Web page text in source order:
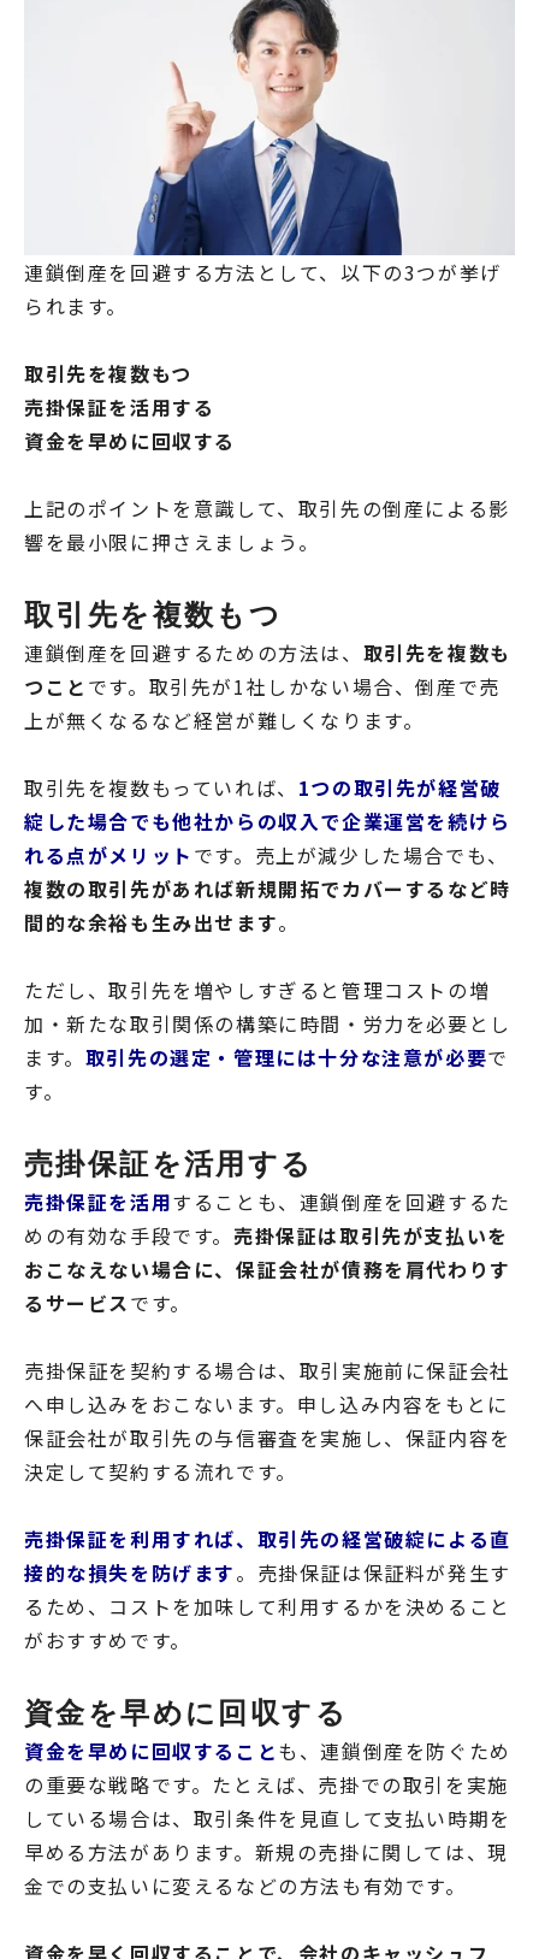
連鎖倒産を回避する方法として、以下の3つが挙げ
られます。
取引先を複数もつ
売掛保証を活用する
資金を早めに回収する
上記のポイントを意識して、取引先の倒産による影
響を最小限に押さえましょう。
取引先を複数もつ
連鎖倒産を回避するための方法は、 取引先を複数も
つこと です。取引先が1社しかない場合、倒産で売
上が無くなるなど経営が難しくなります。
取引先を複数もっていれば、 1つの取引先が経営破
綻した場合でも他社からの収入で企業運営を続けら
れる点がメリット です。売上が減少した場合でも、
複数の取引先があれば新規開拓でカバーするなど時
間的な余裕も生み出せます。
ただし、取引先を増やしすぎると管理コストの増
加・新たな取引関係の構築に時間・労力を必要とし
ます。 取引先の選定・管理には十分な注意が必要で
す。
売掛保証を活用する
売掛保証を活用することも、連鎖倒産を回避するた
めの有効な手段です。 売掛保証は取引先が支払いを
おこなえない場合に、保証会社が債務を肩代わりす
るサービスです。
売掛保証を契約する場合は、取引実施前に保証会社
へ申し込みをおこないます。申し込み内容をもとに
保証会社が取引先の与信審査を実施し、保証内容を
決定して契約する流れです。
売掛保証を利用すれば、取引先の経営破綻による直
接的な損失を防げます。売掛保証は保証料が発生す
るため、コストを加味して利用するかを決めること
がおすすめです。
資金を早めに回収する
資金を早めに回収することも、連鎖倒産を防ぐため
の重要な戦略です。たとえば、売掛での取引を実施
している場合は、取引条件を見直して支払い時期を
早める方法があります。新規の売掛に関しては、現
金での支払いに変えるなどの方法も有効です。
資金を早く回収することで、会社のキャッシュフ